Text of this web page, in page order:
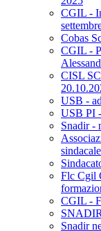
CGIL -
Cobas
CGIL -
CISL
USB -
USB PI
Snadir -
Flc Cgil
CGIL -
Snadir